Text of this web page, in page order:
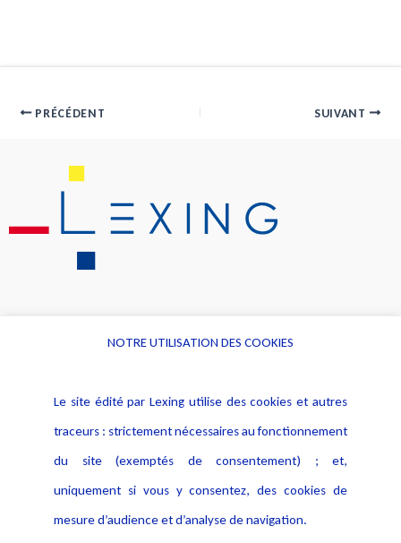
PRÉCÉDENT SUIVANT
Alerte professionnelle
Déclaration d'accessibilité
Notice Légale
Politique de protection des
données
Publications
NOTRE UTILISATION DES COOKIES
Le site édité par Lexing utilise des cookies et autres
traceurs : strictement nécessaires au fonctionnement
du site (exemptés de consentement) ; et,
uniquement si vous y consentez, des cookies de
mesure d’audience et d’analyse de navigation.